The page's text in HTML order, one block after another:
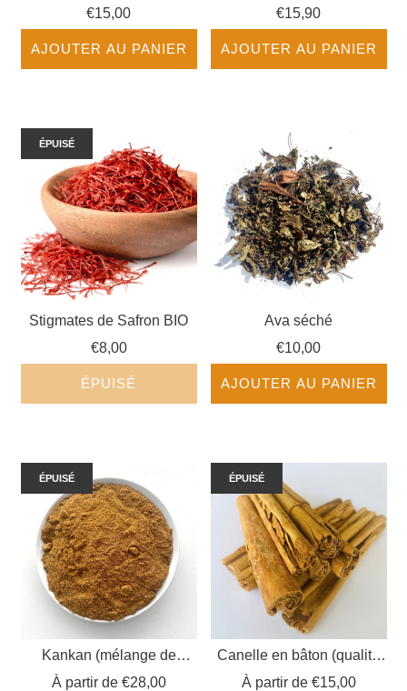
pâte pressée, mangue
sauvage)
€15,00
AJOUTER AU PANIER
€15,90
AJOUTER AU PANIER
ÉPUISÉ
Stigmates de Safron BIO
€8,00
ÉPUISÉ
Ava séché
€10,00
AJOUTER AU PANIER
ÉPUISÉ
Kankan (mélange de
condiments des épices)
À partir de €28,00
ÉPUISÉ
Canelle en bâton (qualité
supérieure)
À partir de €15,00